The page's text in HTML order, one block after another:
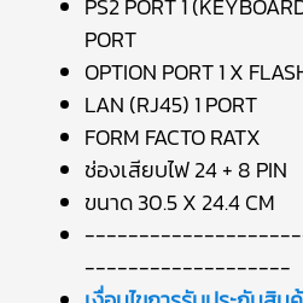
PS2 PORT 1
PORT
OPTION PORT 1 X
LAN (RJ45) 1 PORT
FORM FACTO RATX
ช่องเสียบไฟ 24 + 8 PIN
ขนาด 30.5 X 24.4 CM
-------------------